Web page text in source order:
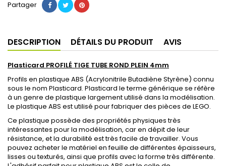
Partager
DESCRIPTION DÉTAILS DU PRODUIT AVIS
Plasticard PROFILÉ TIGE TUBE ROND PLEIN 4mm
Profils en plastique ABS (Acrylonitrile Butadiène Styrène) connu
sous le nom Plasticard. Plasticard le terme générique se réfère
à un genre de plastique largement utilisé dans la modélisation.
Le plastique ABS est utilisé pour fabriquer des pièces de LEGO.
Ce plastique possède des propriétés physiques très
intéressantes pour la modélisation, car en dépit de leur
résistance, et la durabilité est très facile de travailler. Vous
pouvez acheter le matériel en feuille de différentes épaisseurs,
lisses ou texturés, ainsi que profils avec la forme très différente.